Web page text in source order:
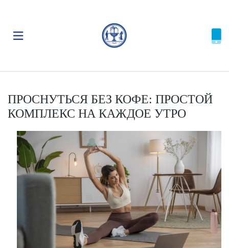
ПРОСНУТЬСЯ БЕЗ КОФЕ: ПРОСТОЙ
КОМПЛЕКС НА КАЖДОЕ УТРО